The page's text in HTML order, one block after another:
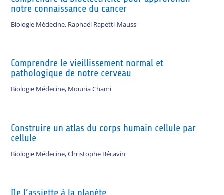
notre connaissance du cancer
Biologie Médecine, Raphaël Rapetti-Mauss
Comprendre le vieillissement normal et
pathologique de notre cerveau
Biologie Médecine, Mounia Chami
Construire un atlas du corps humain cellule par
cellule
Biologie Médecine,Christophe Bécavin